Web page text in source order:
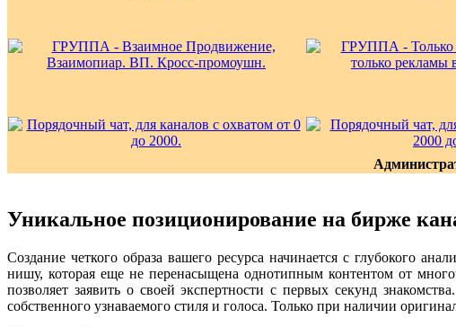
Уникальное позиционирование на бирже
Создание четкого образа вашего ресурса начинается с глубокого
нишу, которая еще не перенасыщена однотипным контентом от
позволяет заявить о своей экспертности с первых секунд
собственного узнаваемого стиля и голоса. Только при наличии